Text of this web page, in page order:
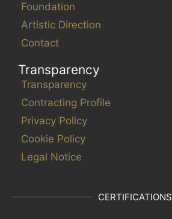
Foundation
Artistic Direction
Contact
Transparency
Transparency
Contracting Profile
Privacy Policy
Cookie Policy
Legal Notice
CERTIFICATIONS